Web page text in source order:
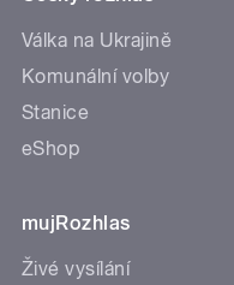
Válka na Ukrajině
Komunální volby
Stanice
eShop
mujRozhlas
Živé vysílání